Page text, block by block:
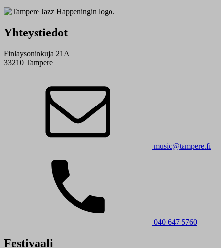
Yhteystiedot
Finlaysoninkuja 21A
33210 Tampere
music@tampere.fi
040 647 5760
Festivaali